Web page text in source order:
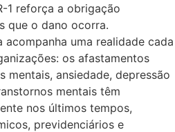
1 reforça a obrigação
que o dano ocorra.
acompanha uma realidade cada
os afastamentos
mentais, ansiedade, depressão
mentais têm
nos últimos tempos,
previdenciários e